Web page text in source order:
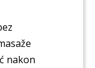
nakon